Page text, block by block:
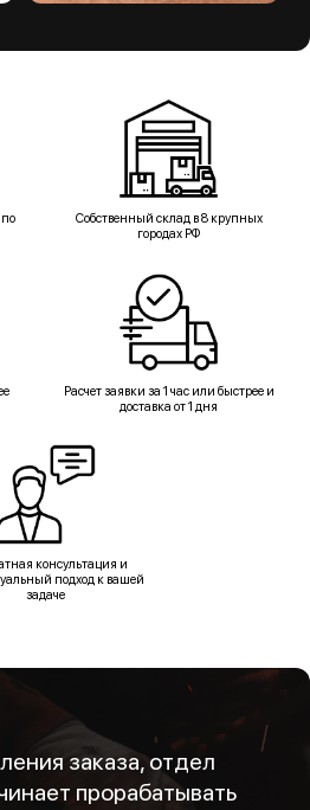
Собственный склад в 8 крупных
городах РФ
Расчет заявки за 1 час или быстрее и
доставка от 1 дня
консультация и
подход к вашей
задаче
заказа, отдел
прорабатывать